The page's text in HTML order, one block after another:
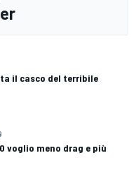
il casco del terribile
voglio meno drag e più